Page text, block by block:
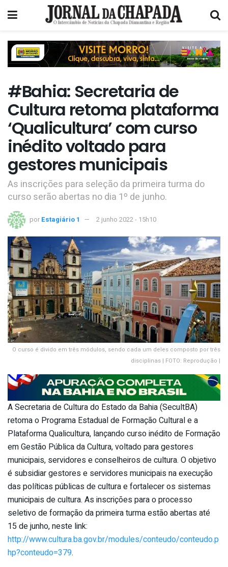
#Bahia: Secretaria de
Cultura retoma plataforma
‘Qualicultura’ com curso
inédito voltado para
gestores municipais
As inscrições para seleção da primeira turma do
curso serão abertas no dia 1º de junho.
por Estagiário 1 2 junho 2022 - 15h10
O curso é divido em três módulos, sendo cada um deles composto por três
disciplinas | FOTO: Reprodução |
A Secretaria de Cultura do Estado da Bahia (SecultBA)
retoma o Programa Estadual de Formação Cultural e a
Plataforma Qualicultura, lançando curso inédito de Formação
em Gestão Pública da Cultura, voltado para gestores
municipais, servidores e conselheiros de cultura. O objetivo
é subsidiar gestores e servidores municipais na execução
das políticas públicas de cultura e fortalecer os sistemas
municipais de cultura. As inscrições para o processo
seletivo de formação da primeira turma estão abertas até
15 de junho, neste link:
http://www.cultura.ba.gov.br/modules/conteudo/conteudo.p
hp?conteudo=379.